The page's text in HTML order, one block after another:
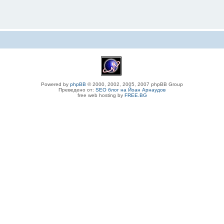
Powered by phpBB © 2000, 2002, 2005, 2007 phpBB Group
Преведено от: SEO блог на Йоан Арнаудов
free web hosting by FREE.BG